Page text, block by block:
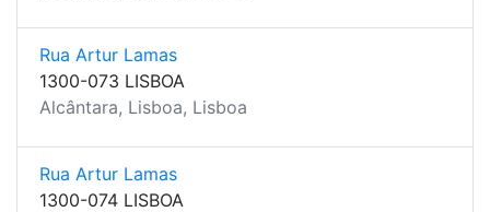
Rua Artur Lamas
1300-073 LISBOA
Alcântara, Lisboa, Lisboa
Rua Artur Lamas
1300-074 LISBOA